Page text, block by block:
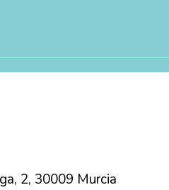
2, 30009 Murcia